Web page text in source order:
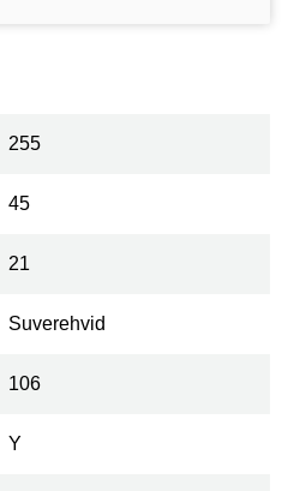
255
45
21
Suverehvid
106
Y